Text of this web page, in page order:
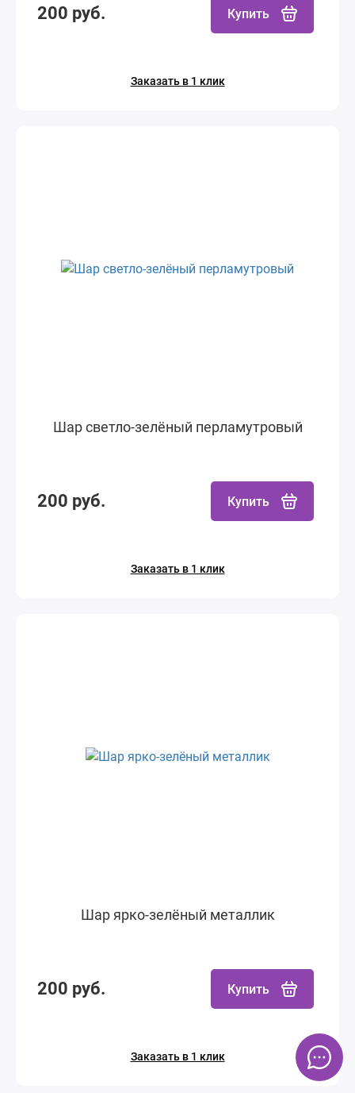
200 руб. Купить
Заказать в 1 клик
Шар светло-зелёный перламутровый
200 руб. Купить
Заказать в 1 клик
Шар ярко-зелёный металлик
200 руб. Купить
Заказать в 1 клик